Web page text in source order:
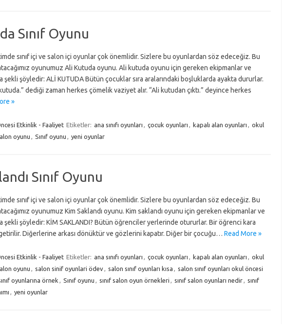
Sınıf Oyunu
sınıf içi ve salon içi oyunlar çok önemlidir. Sizlere bu oyunlardan söz edeceğiz. Bu
oyunumuz Ali Kutuda oyunu. Ali kutuda oyunu için gereken ekipmanlar ve
şekli şöyledir: ALİ KUTUDA Bütün çocuklar sıra aralarındaki boşluklarda ayakta dururlar.
dediği zaman herkes çömelik vaziyet alır. “Ali kutudan çıktı.” deyince herkes
»
Etkinlik - Faaliyet Etiketler: ana sınıfı oyunları , çocuk oyunları , kapalı alan oyunları , okul
oyunu , Sınıf oyunu , yeni oyunlar
Sınıf Oyunu
sınıf içi ve salon içi oyunlar çok önemlidir. Sizlere bu oyunlardan söz edeceğiz. Bu
oyunumuz Kim Saklandı oyunu. Kim saklandı oyunu için gereken ekipmanlar ve
şekli şöyledir: KİM SAKLANDI? Bütün öğrenciler yerlerinde otururlar. Bir öğrenci kara
Diğerlerine arkası dönüktür ve gözlerini kapatır. Diğer bir çocuğu… Read More »
Etkinlik - Faaliyet Etiketler: ana sınıfı oyunları , çocuk oyunları , kapalı alan oyunları , okul
oyunu , salon sinif oyunlari ödev, salon sınıf oyunları kısa , salon sınıf oyunları okul öncesi
oyunlarına örnek , Sınıf oyunu , sınıf salon oyun örnekleri , sınıf salon oyunları nedir, sınıf
, yeni oyunlar